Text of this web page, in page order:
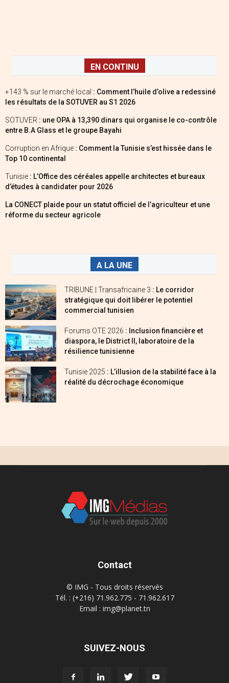
EN CONTINU
+143 % sur le marché local : Comment l’huile d’olive a redessiné
les résultats de la SOTUVER au S1 2026
SOTUVER : une OPA à 13,390 dinars qui organise le co-contrôle
entre B.A Glass et le groupe Bayahi
Corruption en Afrique : Comment la Tunisie s’est hissée dans le
Top 10 continental
Tunisie : L’Office des céréales appelle architectes et bureaux
d’études à candidater pour 2026
La CONECT plaide pour un statut officiel de l’agriculteur et une
réforme du secteur agricole
A LA UNE
TRIBUNE | Transafricaine 3 : Le corridor
stratégique qui doit libérer le potentiel
commercial tunisien
Forums OTE 2026 : Inclusion financière et
diaspora, le District II, laboratoire de la
résilience tunisienne
Tunisie 2025 : L’illusion de la stabilité face à la
réalité du décrochage économique
Contact
© IMG - Tous droits réservés
Tél. : (+216) 71.962.775 - 71.962.617
Email : img@planet.tn
SUIVEZ-NOUS